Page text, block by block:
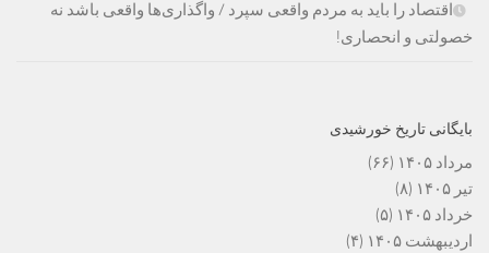
اقتصاد را باید به مردم واقعی سپرد / واگذاری‌ها واقعی باشد نه
خصولتی و انحصاری!
بایگانی تاریخ خورشیدی
مرداد ۱۴۰۵
(۶۶)
تیر ۱۴۰۵
(۸)
خرداد ۱۴۰۵
(۵)
اردیبهشت ۱۴۰۵
(۴)